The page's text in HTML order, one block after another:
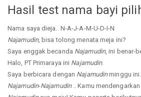
Hasil test nama bayi
Nama saya dieja.. N-A-J-A-M-U-D-I-N
Najamudin, bisa tolong menata meja ini?
Saya enggak becanda Najamudin, ini benar-
Halo, PT Primaraya ini Najamudin.
Saya berbicara dengan Najamudinminggu ini.
Najamudin-Najamudin.. Kamu mendengarkan